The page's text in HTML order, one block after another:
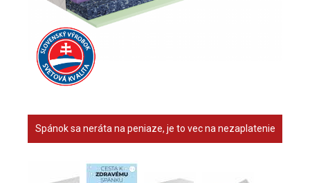
Spánok sa neráta na peniaze, je to vec na nezaplatenie